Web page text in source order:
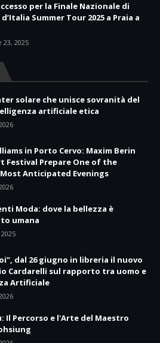
per la Finale Nazionale di
Summer Tour 2025 a Praia a
2025
solare che unisce sovranità del
artificiale etica
in Porto Cervo: Maxim Berin
Festival Prepare One of the
Most Anticipated Evenings
Moda: dove la bellezza è
umana
dal 26 giugno in libreria il nuovo
Cardarelli sul rapporto tra uomo e
Artificiale
Il Percorso e l'Arte del Maestro